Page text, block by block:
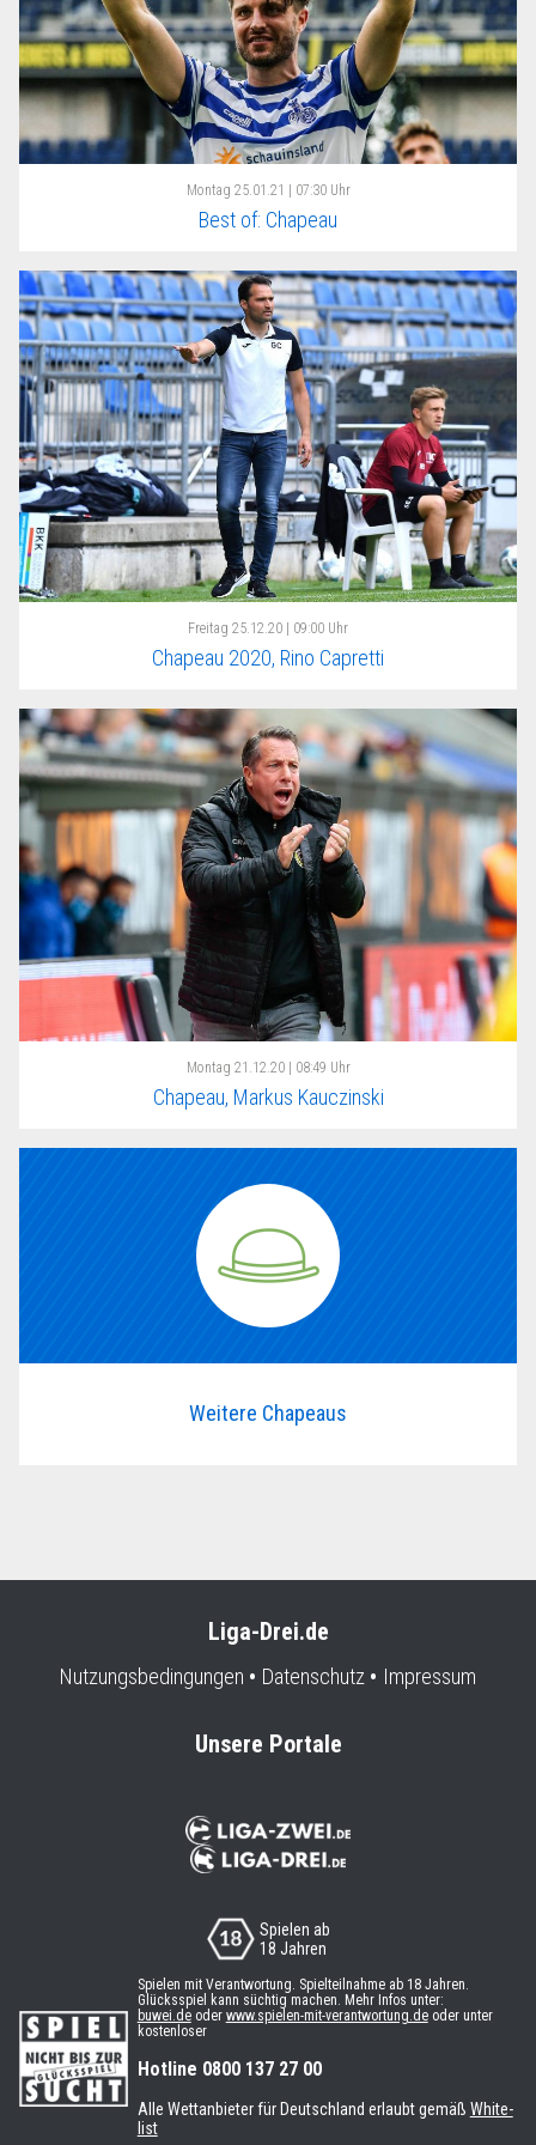
Montag 25.01.21 | 07:30 Uhr
Best of: Chapeau
Freitag 25.12.20 | 09:00 Uhr
Chapeau 2020, Rino Capretti
Montag 21.12.20 | 08:49 Uhr
Chapeau, Markus Kauczinski
Weitere Chapeaus
Liga-Drei.de
Nutzungsbedingungen Datenschutz Impressum
Unsere Portale
Spielen ab
18 Jahren
Spielen mit Verantwortung. Spielteilnahme ab 18 Jahren.
Glücksspiel kann süchtig machen. Mehr Infos unter:
buwei.deoder www.spielen-mit-verantwortung.deoder unter
kostenloser
Hotline 0800 137 27 00
Alle Wettanbieter für Deutschland erlaubt gemäß White-
list